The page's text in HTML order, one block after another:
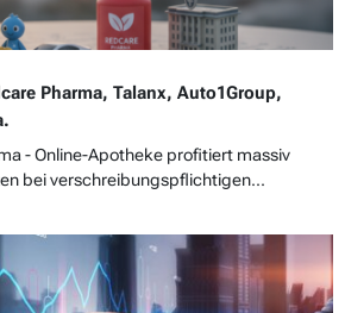
Pharma, Talanx, Auto1Group,
- Online-Apotheke profitiert massiv
bei verschreibungspflichtigen...